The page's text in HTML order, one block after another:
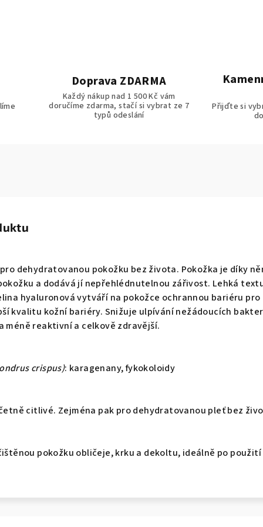
Doprava ZDARMA
Každý nákup nad 1 500 Kč vám
doručíme zdarma, stačí si vybrat ze 7
typů odeslání
Přijďte si
dehydratovanou pokožku bez života. Pokožka je díky
a dodává jí nepřehlédnutelnou zářivost. Lehká
hyaluronová vytváří na pokožce ochrannou bariéru
kvalitu kožní bariéry. Snižuje ulpívání nežádoucích
méně reaktivní a celkově zdravější.
crispus): karagenany, fykokoloidy
citlivé. Zejména pak pro dehydratovanou pleť bez
pokožku obličeje, krku a dekoltu, ideálně po použití